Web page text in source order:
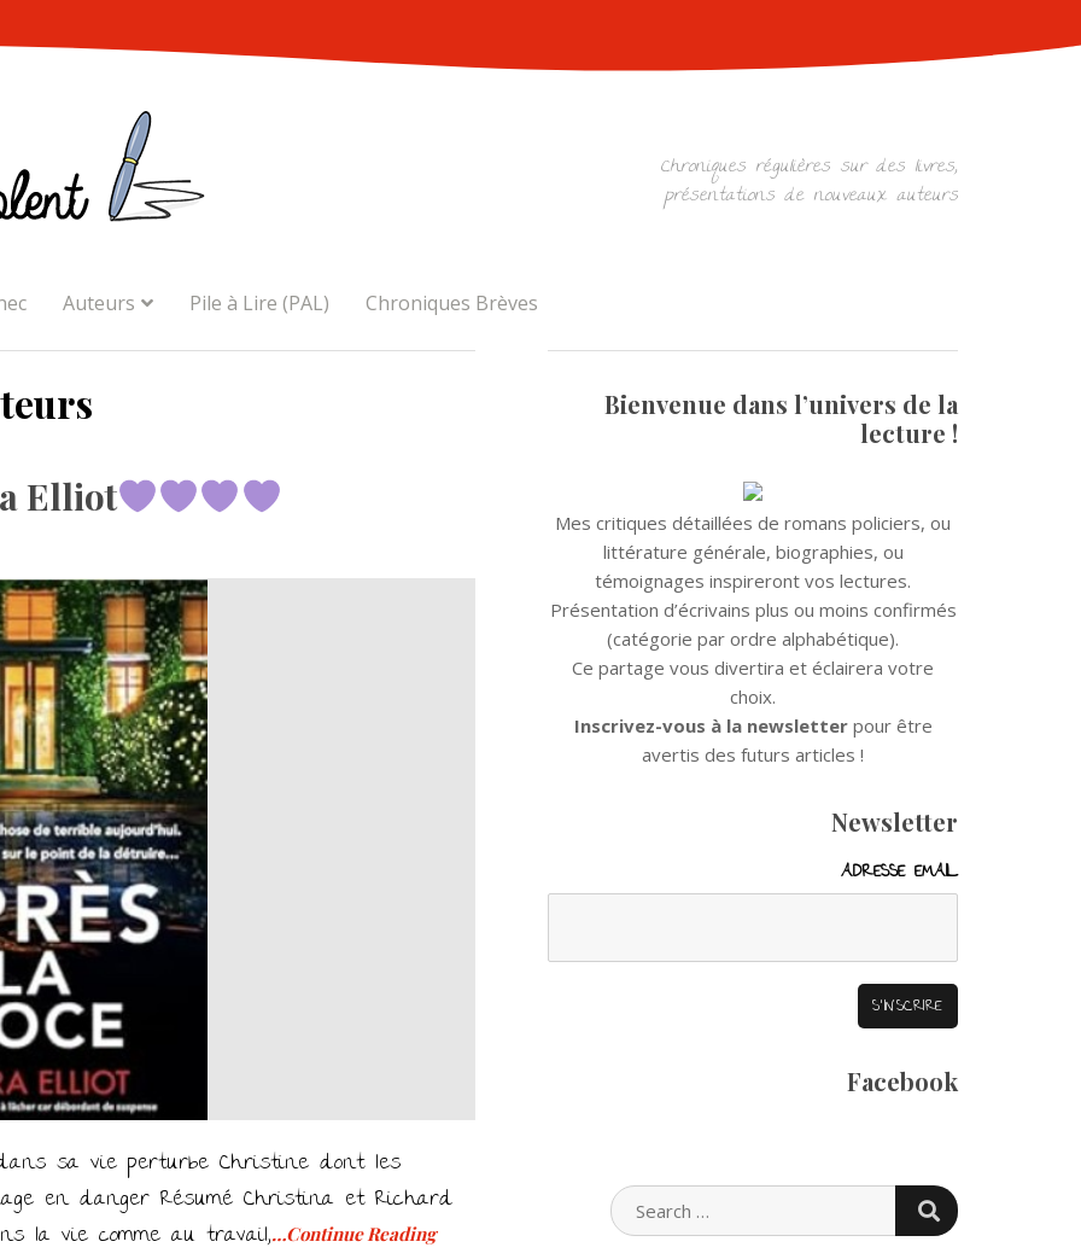
Chroniques régulières sur des livres,
présentations de nouveaux auteurs
Auteurs Pile à Lire (PAL) Chroniques Brèves
Elliot
sa vie perturbe Christine dont les
en danger Résumé Christina et Richard
la vie comme au travail,…Continue Reading
Bienvenue dans l’univers de la
lecture !
Mes critiques détaillées de romans policiers, ou
littérature générale, biographies, ou
témoignages inspireront vos lectures.
Présentation d’écrivains plus ou moins confirmés
(catégorie par ordre alphabétique).
Ce partage vous divertira et éclairera votre
choix.
Inscrivez-vous à la newsletterpour être
avertis des futurs articles !
Newsletter
ADRESSE EMAIL
Facebook
SEARCH
FOR:
SEARCH